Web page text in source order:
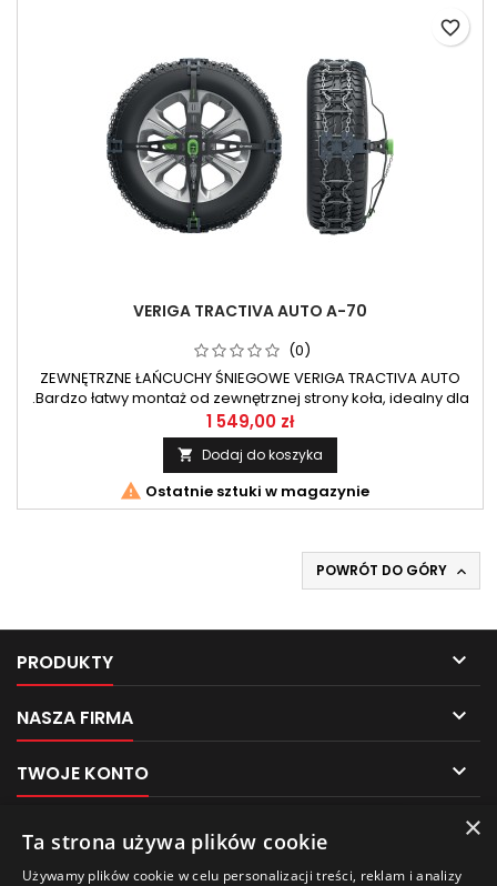
VERIGA TRACTIVA AUTO A-70
(0)
ZEWNĘTRZNE ŁAŃCUCHY ŚNIEGOWE VERIGA TRACTIVA AUTO
.Bardzo łatwy montaż od zewnętrznej strony koła, idealny dla
samochodów gdzie nie ma możliwości zastosowania
normalnego łańcucha ze względu na małą ilość miejsca
między kołem a elementami zawieszenia.
1 549,00 zł
 Dodaj do koszyka
 Ostatnie sztuki w magazynie
favorite_border
POWRÓT DO GÓRY 
PRODUKTY 
NASZA FIRMA 
TWOJE KONTO 
KONTAKT 
Pliki cookies
Ten sklep używa plików cookie w celu poprawy
×
Ta strona używa plików cookie
Używamy plików cookie w celu personalizacji treści, reklam i analizy